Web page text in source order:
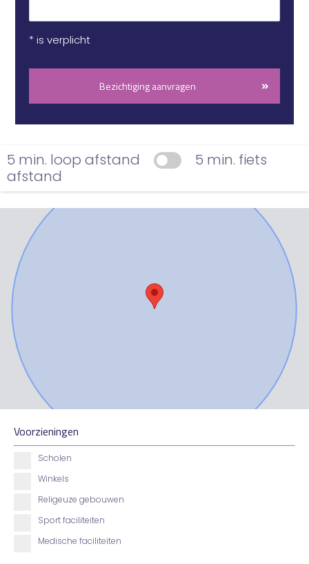
* is verplicht
Bezichtiging aanvragen
5 min. loop afstand
5 min. fiets
afstand
Voorzieningen
Scholen
Winkels
Religeuze gebouwen
Sport faciliteiten
Medische faciliteiten